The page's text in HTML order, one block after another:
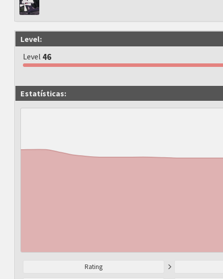
Level:
Level 46
Estatísticas:
Rating